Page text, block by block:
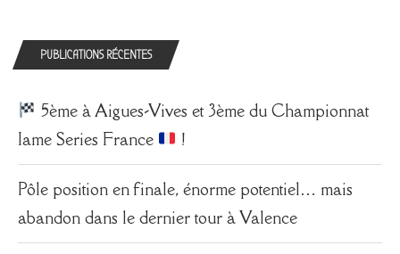
PUBLICATIONS RÉCENTES
5ème à Aigues-Vives et 3ème du Championnat
Iame Series France
!
Pôle position en finale, énorme potentiel… mais
abandon dans le dernier tour à Valence